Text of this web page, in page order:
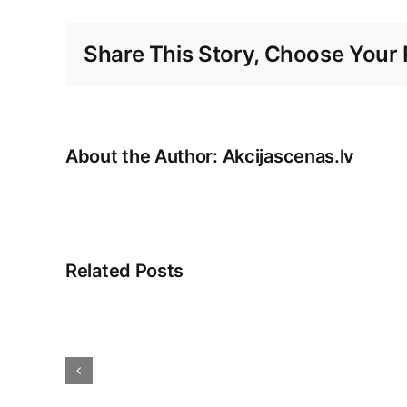
Share This Story, Choose Your
About the Author: Akcijascenas.lv
Related Posts